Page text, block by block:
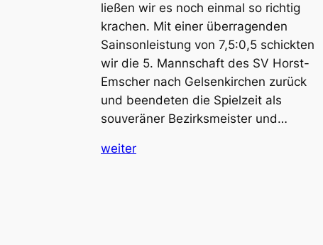
ließen wir es noch einmal so richtig
krachen. Mit einer überragenden
Sainsonleistung von 7,5:0,5 schickten
wir die 5. Mannschaft des SV Horst-
Emscher nach Gelsenkirchen zurück
und beendeten die Spielzeit als
souveräner Bezirksmeister und…
weiter